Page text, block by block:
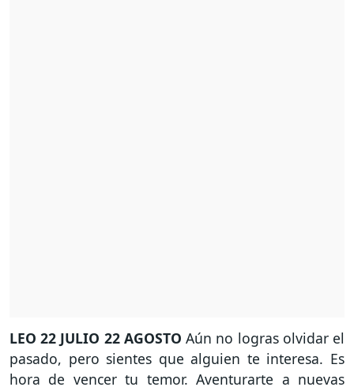
LEO 22 JULIO 22 AGOSTO Aún no logras olvidar el
pasado, pero sientes que alguien te interesa. Es
hora de vencer tu temor. Aventurarte a nuevas